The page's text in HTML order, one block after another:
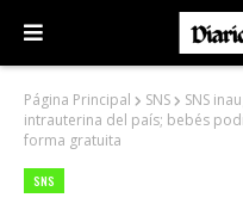
Página Principal SNS
SNS
intrauterina del país; bebés
forma gratuita
SNS